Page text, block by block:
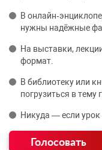
В
нужны надёжные
На выставки,
формат.
В библиотеку или
погрузиться в тему
Никуда — если